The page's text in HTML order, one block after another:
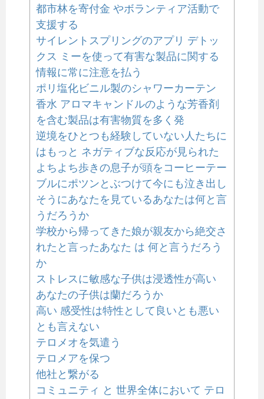
都市林を寄付金 やボランティア活動で
支援する
サイレントスプリングのアプリ デトッ
クス ミーを使って有害な製品に関する
情報に常に注意を払う
ポリ塩化ビニル製のシャワーカーテン
香水 アロマキャンドルのような芳香剤
を含む製品は有害物質を多く発
逆境をひとつも経験していない人たちに
はもっと ネガティブな反応が見られた
よちよち歩きの息子が頭をコーヒーテー
ブルにポツンとぶつけて今にも泣き出し
そうにあなたを見ているあなたは何と言
うだろうか
学校から帰ってきた娘が親友から絶交さ
れたと言ったあなた は 何と言うだろう
か
ストレスに敏感な子供は浸透性が高い
あなたの子供は蘭だろうか
高い 感受性は特性として良いとも悪い
とも言えない
テロメオを気遣う
テロメアを保つ
他社と繋がる
コミュニティ と 世界全体において テロ